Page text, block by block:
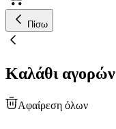
Πίσω
Καλάθι αγορών
Αφαίρεση όλων